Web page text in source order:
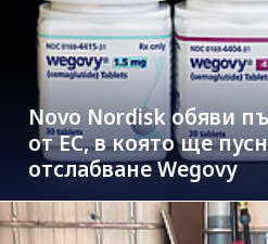
Novo Nordisk обяви
от ЕС, в която ще
отслабване Wegovy